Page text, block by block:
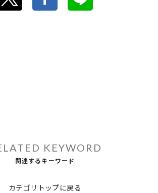
KEYWORD
関連するキーワード
カテゴリトップに戻る